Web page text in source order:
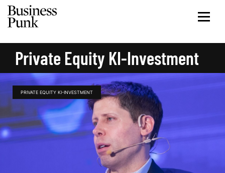
Private Equity KI-Investment
PRIVATE EQUITY KI-INVESTMENT